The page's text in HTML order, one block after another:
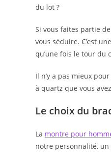
du lot ?
Si vous faites partie
vous séduire. C’est
qu’une fois le tour du
Il n’y a pas mieux
à quartz que vous
Le choix du
La montre pour
notre personnalité,